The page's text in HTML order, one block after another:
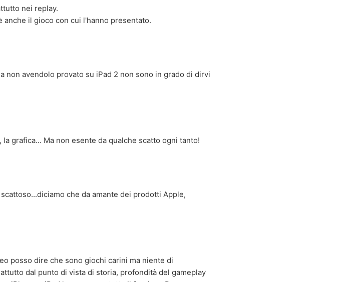
nei replay.
anche il gioco con cui l'hanno presentato.
non avendolo provato su iPad 2 non sono in grado di dirvi
grafica... Ma non esente da qualche scatto ogni tanto!
che da amante dei prodotti Apple,
posso dire che sono giochi carini ma niente di
dal punto di vista di storia, profondità del gameplay